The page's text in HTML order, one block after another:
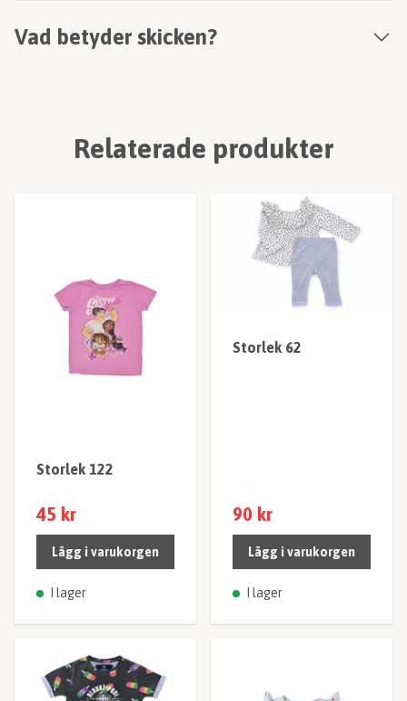
Vad betyder skicken?
Relaterade produkter
Storlek 122
45 kr
Lägg i varukorgen
I lager
Storlek 62
90 kr
Lägg i varukorgen
I lager